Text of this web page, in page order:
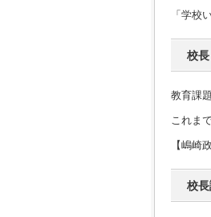
「学校
校
教育課
これま
【嶋崎
校